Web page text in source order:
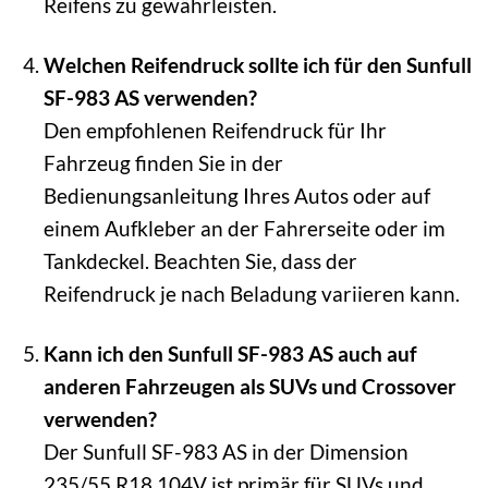
Reifens zu gewährleisten.
Welchen Reifendruck sollte ich für den Sunfull
SF-983 AS verwenden?
Den empfohlenen Reifendruck für Ihr
Fahrzeug finden Sie in der
Bedienungsanleitung Ihres Autos oder auf
einem Aufkleber an der Fahrerseite oder im
Tankdeckel. Beachten Sie, dass der
Reifendruck je nach Beladung variieren kann.
Kann ich den Sunfull SF-983 AS auch auf
anderen Fahrzeugen als SUVs und Crossover
verwenden?
Der Sunfull SF-983 AS in der Dimension